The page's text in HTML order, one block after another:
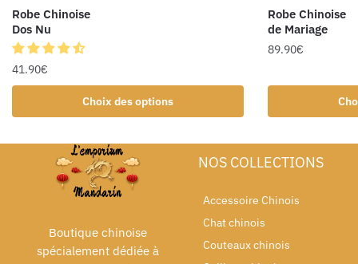
Robe Chinoise
Dos Nu
41.90€
Choix des options
Robe Chinoise
de Mariage
89.90€
Boutique chinoise
spécialement dédiée à
NOS COLLECTIONS
Accessoire Chinois
Chat chinois
Couteaux chinois